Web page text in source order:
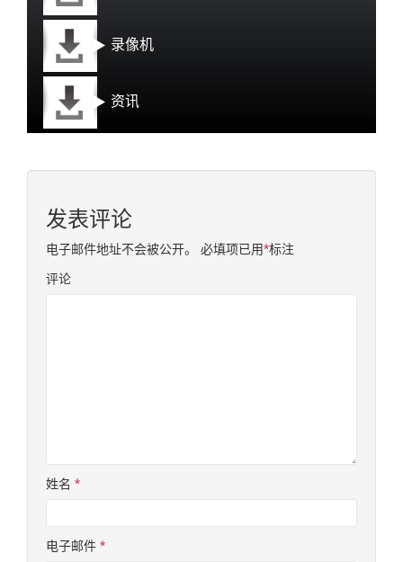
录像机
资讯
发表评论
电子邮件地址不会被公开。 必填项已用*标注
评论
姓名 *
电子邮件 *